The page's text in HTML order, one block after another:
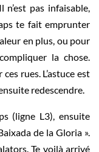
pas infaisable,
te fait emprunter
en plus, ou pour
la chose.
rues. L’astuce est
redescendre.
(ligne L3), ensuite
de la Gloria ».
Te voilà arrivé